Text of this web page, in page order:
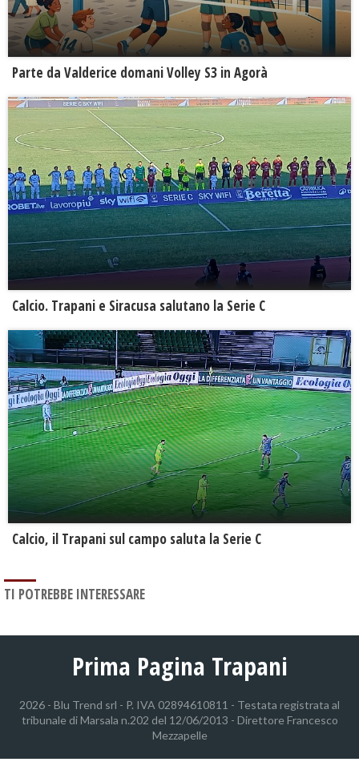
Parte da Valderice domani Volley S3 in Agorà
Calcio. Trapani e Siracusa salutano la Serie C
Calcio, il Trapani sul campo saluta la Serie C
TI POTREBBE INTERESSARE
Prima Pagina Trapani
2026 - Blu Trend srl - P. IVA 02894610811 - Testata registrata al
tribunale di Marsala n.202 del 12/06/2013 - Direttore Francesco
Mezzapelle